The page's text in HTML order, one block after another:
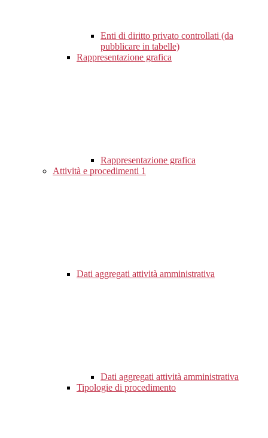
Enti di diritto privato controllati (da
pubblicare in tabelle)
Rappresentazione grafica
Rappresentazione grafica
Attività e procedimenti 1
Dati aggregati attività amministrativa
Dati aggregati attività amministrativa
Tipologie di procedimento